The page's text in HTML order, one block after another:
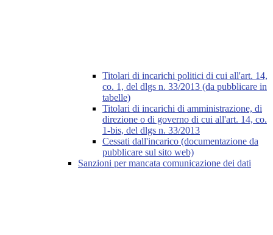
Titolari di incarichi politici di cui all'art. 14,
co. 1, del dlgs n. 33/2013 (da pubblicare in
tabelle)
Titolari di incarichi di amministrazione, di
direzione o di governo di cui all'art. 14, co.
1-bis, del dlgs n. 33/2013
Cessati dall'incarico (documentazione da
pubblicare sul sito web)
Sanzioni per mancata comunicazione dei dati